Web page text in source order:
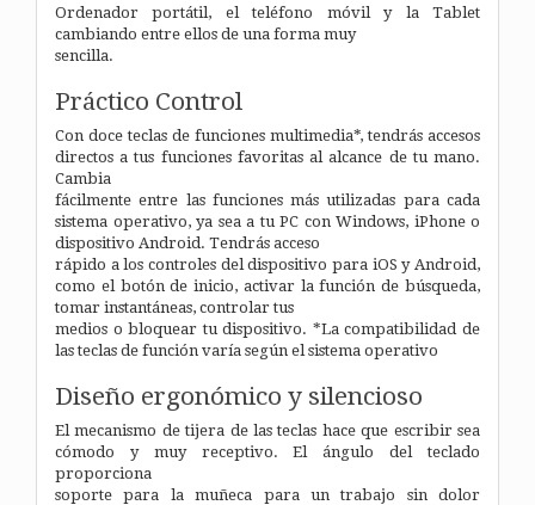
Ordenador portátil, el teléfono móvil y la Tablet
cambiando entre ellos de una forma muy
sencilla.
Práctico Control
Con doce teclas de funciones multimedia*, tendrás accesos
directos a tus funciones favoritas al alcance de tu mano.
Cambia
fácilmente entre las funciones más utilizadas para cada
sistema operativo, ya sea a tu PC con Windows, iPhone o
dispositivo Android. Tendrás acceso
rápido a los controles del dispositivo para iOS y Android,
como el botón de inicio, activar la función de búsqueda,
tomar instantáneas, controlar tus
medios o bloquear tu dispositivo. *La compatibilidad de
las teclas de función varía según el sistema operativo
Diseño ergonómico y silencioso
El mecanismo de tijera de las teclas hace que escribir sea
cómodo y muy receptivo. El ángulo del teclado
proporciona
soporte para la muñeca para un trabajo sin dolor